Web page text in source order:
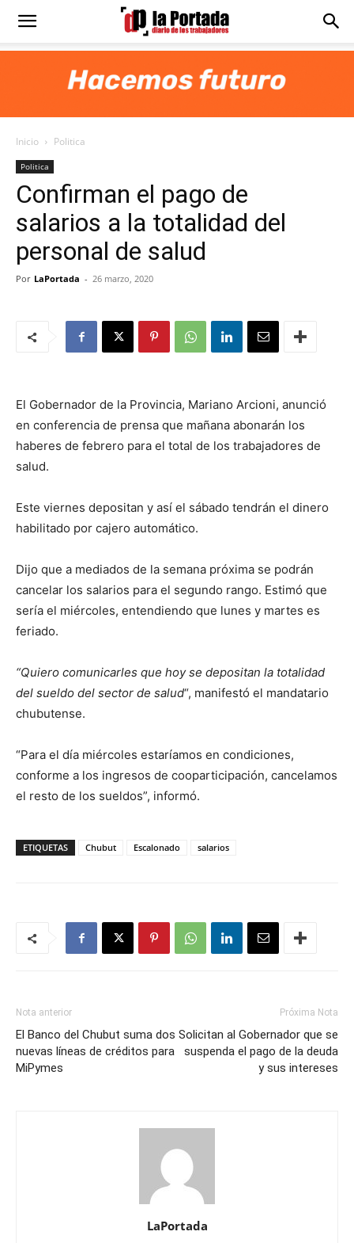
Diario
Portada
Inicio Politica
Politica
Confirman el pago de
salarios a la totalidad del
personal de salud
Por LaPortada - 26 marzo, 2020
El Gobernador de la Provincia, Mariano Arcioni, anunció
en conferencia de prensa que mañana abonarán los
haberes de febrero para el total de los trabajadores de
salud.
Este viernes depositan y así el sábado tendrán el dinero
habilitado por cajero automático.
Dijo que a mediados de la semana próxima se podrán
cancelar los salarios para el segundo rango. Estimó que
sería el miércoles, entendiendo que lunes y martes es
feriado.
“Quiero comunicarles que hoy se depositan la totalidad
del sueldo del sector de salud“, manifestó el mandatario
chubutense.
“Para el día miércoles estaríamos en condiciones,
conforme a los ingresos de cooparticipación, cancelamos
el resto de los sueldos”, informó.
ETIQUETAS Chubut Escalonado salarios
Nota anterior
El Banco del Chubut suma dos
nuevas líneas de créditos para
MiPymes
Próxima Nota
Solicitan al Gobernador que se
suspenda el pago de la deuda
y sus intereses
LaPortada